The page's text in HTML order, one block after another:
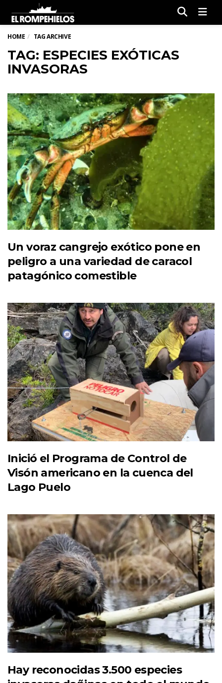
HOME TAG ARCHIVE
TAG: ESPECIES EXÓTICAS
INVASORAS
Un voraz cangrejo exótico pone en
peligro a una variedad de caracol
patagónico comestible
Inició el Programa de Control de
Visón americano en la cuenca del
Lago Puelo
Hay reconocidas 3.500 especies